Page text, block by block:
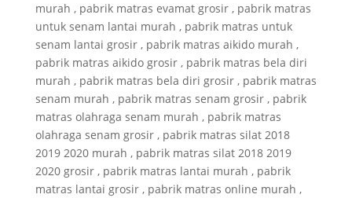
murah , pabrik matras evamat grosir , pabrik matras
untuk senam lantai murah , pabrik matras untuk
senam lantai grosir , pabrik matras aikido murah ,
pabrik matras aikido grosir , pabrik matras bela diri
murah , pabrik matras bela diri grosir , pabrik matras
senam murah , pabrik matras senam grosir , pabrik
matras olahraga senam murah , pabrik matras
olahraga senam grosir , pabrik matras silat 2018
2019 2020 murah , pabrik matras silat 2018 2019
2020 grosir , pabrik matras lantai murah , pabrik
matras lantai grosir , pabrik matras online murah ,